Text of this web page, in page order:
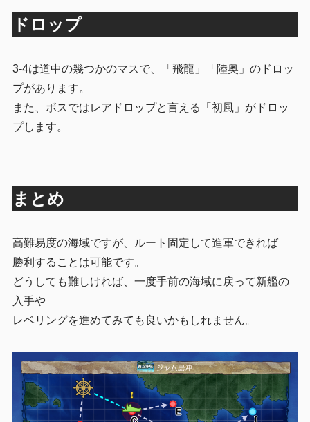
ドロップ
3-4は道中の幾つかのマスで、「飛龍」「陸奥」のドロッ
プがあります。
また、ボスではレアドロップと言える「初風」がドロッ
プします。
まとめ
高難易度の海域ですが、ルート固定して進軍できれば
勝利することは可能です。
どうしても難しければ、一度手前の海域に戻って新艦の
入手や
レベリングを進めてみても良いかもしれません。